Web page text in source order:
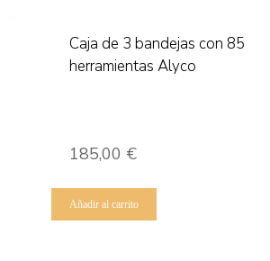
Caja de 3 bandejas con 85
herramientas Alyco
185,00 €
Añadir al carrito